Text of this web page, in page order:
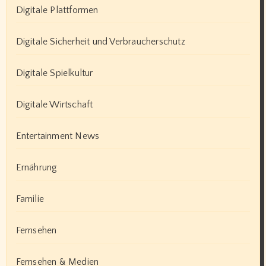
Digitale Plattformen
Digitale Sicherheit und Verbraucherschutz
Digitale Spielkultur
Digitale Wirtschaft
Entertainment News
Ernährung
Familie
Fernsehen
Fernsehen & Medien